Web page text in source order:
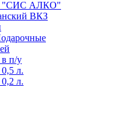
"СИС АЛКО"
ВКЗ
в п/у
л.
л.